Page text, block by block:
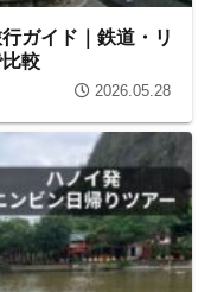
ガイド｜鉄道・リ
較
2026.05.28